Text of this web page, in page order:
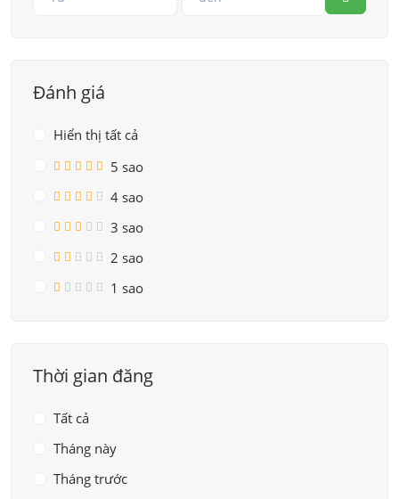
Đánh giá
Hiển thị tất cả
5 sao
4 sao
3 sao
2 sao
1 sao
Thời gian đăng
Tất cả
Tháng này
Tháng trước